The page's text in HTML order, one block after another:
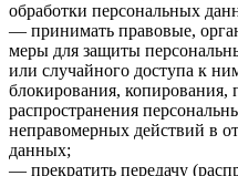
обработки персональных
— принимать правовые,
меры для защиты
или случайного доступа к
блокирования, копирования,
распространения
неправомерных действий в
данных;
— прекратить передачу